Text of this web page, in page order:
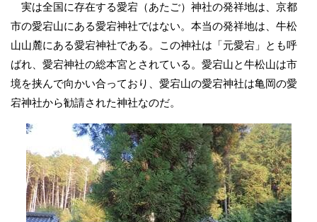
実は全国に存在する愛宕（あたご）神社の発祥地は、京都
市の愛宕山にある愛宕神社ではない。本当の発祥地は、牛松
山山麓にある愛宕神社である。この神社は「元愛宕」とも呼
ばれ、愛宕神社の総本宮とされている。愛宕山と牛松山は市
境を挟んで向かい合っており、愛宕山の愛宕神社は亀岡の愛
宕神社から勧請された神社なのだ。